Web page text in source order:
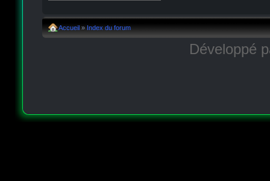
Accueil » Index du forum
Développé